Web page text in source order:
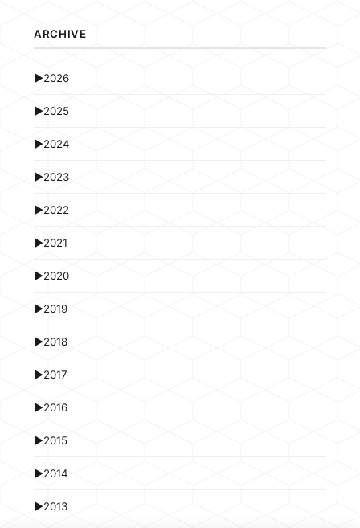
ARCHIVE
►2026
►2025
►2024
►2023
►2022
►2021
►2020
►2019
►2018
►2017
►2016
►2015
►2014
►2013